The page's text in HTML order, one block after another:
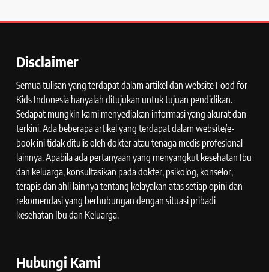
Disclaimer
Semua tulisan yang terdapat dalam artikel dan website Food for
Kids Indonesia hanyalah ditujukan untuk tujuan pendidikan.
Sedapat mungkin kami menyediakan informasi yang akurat dan
terkini. Ada beberapa artikel yang terdapat dalam website/e-
book ini tidak ditulis oleh dokter atau tenaga medis profesional
lainnya. Apabila ada pertanyaan yang menyangkut kesehatan Ibu
dan keluarga, konsultasikan pada dokter, psikolog, konselor,
terapis dan ahli lainnya tentang kelayakan atas setiap opini dan
rekomendasi yang berhubungan dengan situasi pribadi
kesehatan Ibu dan Keluarga.
Hubungi Kami